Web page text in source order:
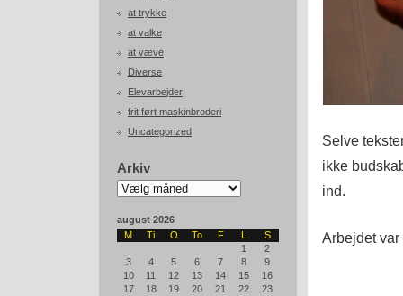
at trykke
at valke
at væve
Diverse
Elevarbejder
frit ført maskinbroderi
Uncategorized
Arkiv
Arkiv
august 2026
M
Ti O To F L
S
1
2
3
4 5 6 7 8
9
10
11 12 13 14 15
16
17
18 19 20 21 22
23
Selve
ikke
ind.
Arbejdet